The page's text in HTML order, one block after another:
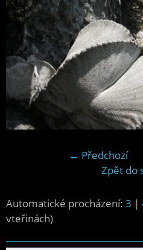
← Předchozí
Zpět do
Automatické procházení: 3 |
vteřinách)